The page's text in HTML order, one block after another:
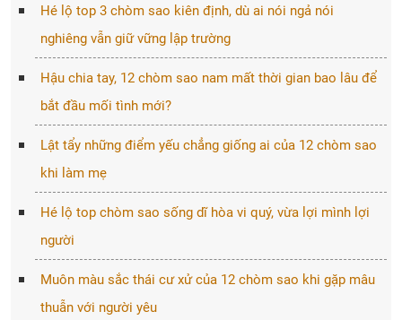
Hé lộ top 3 chòm sao kiên định, dù ai nói ngả nói
nghiêng vẫn giữ vững lập trường
Hậu chia tay, 12 chòm sao nam mất thời gian bao lâu để
bắt đầu mối tình mới?
Lật tẩy những điểm yếu chẳng giống ai của 12 chòm sao
khi làm mẹ
Hé lộ top chòm sao sống dĩ hòa vi quý, vừa lợi mình lợi
người
Muôn màu sắc thái cư xử của 12 chòm sao khi gặp mâu
thuẫn với người yêu